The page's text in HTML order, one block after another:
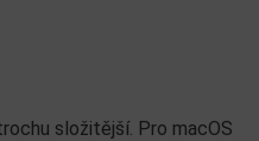
složitější. Pro macOS